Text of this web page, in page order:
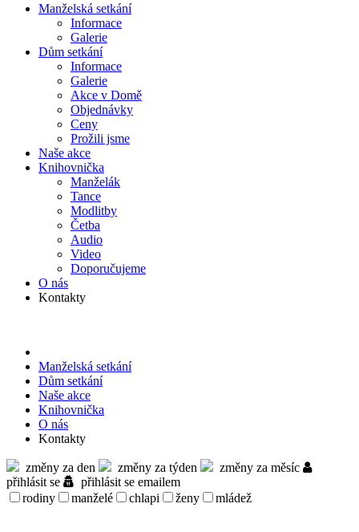
Manželská setkání
Informace
Galerie
Dům setkání
Informace
Galerie
Akce v Domě
Objed­návky
Ceny
Prožili jsme
Naše akce
Knihov­nička
Manželák
Tance
Modlitby
Četba
Audio
Video
Doporu­čujeme
O nás
Kontakty
Manželská setkání
Dům setkání
Naše akce
Knihov­nička
O nás
Kontakty
změny za den změny za týden
změny za měsíc
přihlásit se
přihlásit se emailem
rodiny
manželé chlapi ženy mládež